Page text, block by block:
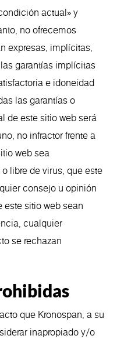
actual» y
no ofrecemos
expresas, implícitas,
garantías implícitas
e idoneidad
las garantías o
de este sitio web será
no infractor frente a
web sea
libre de virus, que este
consejo u opinión
este sitio web sean
cualquier
se rechazan
que Kronospan, a su
inapropiado y/o